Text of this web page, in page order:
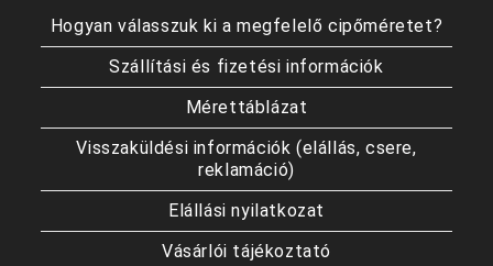
Hogyan válasszuk ki a megfelelő cipőméretet?
Szállítási és fizetési információk
Mérettáblázat
Visszaküldési információk (elállás, csere,
reklamáció)
Elállási nyilatkozat
Vásárlói tájékoztató